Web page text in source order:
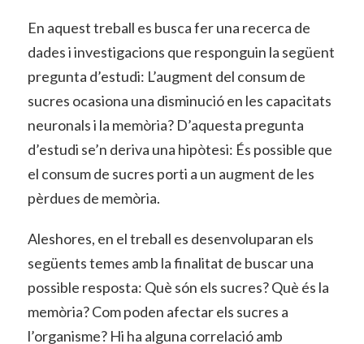
En aquest treball es busca fer una recerca de
dades i investigacions que responguin la següent
pregunta d’estudi: L’augment del consum de
sucres ocasiona una disminució en les capacitats
neuronals i la memòria? D’aquesta pregunta
d’estudi se’n deriva una hipòtesi: És possible que
el consum de sucres porti a un augment de les
pèrdues de memòria.
Aleshores, en el treball es desenvoluparan els
següents temes amb la finalitat de buscar una
possible resposta: Què són els sucres? Què és la
memòria? Com poden afectar els sucres a
l’organisme? Hi ha alguna correlació amb